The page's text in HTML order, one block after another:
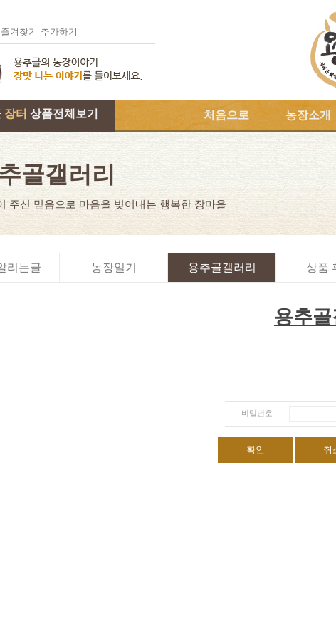
겨찾기 추가하기
장터 상품전체보기 처음으로 농장소개
골갤러리
주신 믿음으로 마음을 빚어내는 행복한 장마을
리는글 농장일기 용추골갤러리 상품
용추골
비밀번호
확인 취